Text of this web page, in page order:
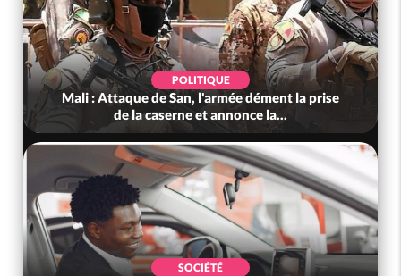
POLITIQUE
Mali : Attaque de San, l'armée dément la prise
de la caserne et annonce la...
SOCIÉTÉ